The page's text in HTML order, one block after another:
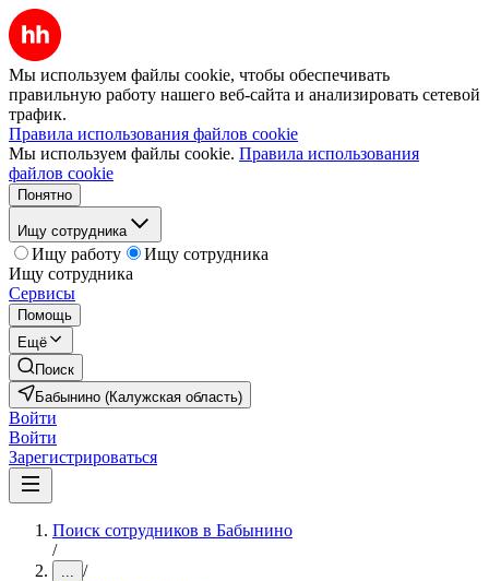
Мы используем файлы cookie, чтобы обеспечивать
правильную работу нашего веб-сайта и анализировать сетевой
трафик.
Правила использования файлов cookie
Мы используем файлы cookie. Правила использования
файлов cookie
Понятно
Ищу сотрудника
Ищу работу
Ищу сотрудника
Ищу сотрудника
Сервисы
Помощь
Ещё
Поиск
Бабынино (Калужская область)
Войти
Войти
Зарегистрироваться
Поиск сотрудников в Бабынино
/
... /